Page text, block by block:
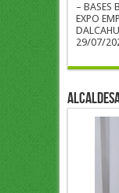
– BASES
EXPO
29/07/